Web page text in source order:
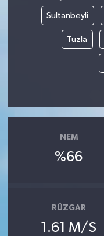
Sultanbeyli
Tuzla
NEM
%66
RÜZGAR
1.61 M/S